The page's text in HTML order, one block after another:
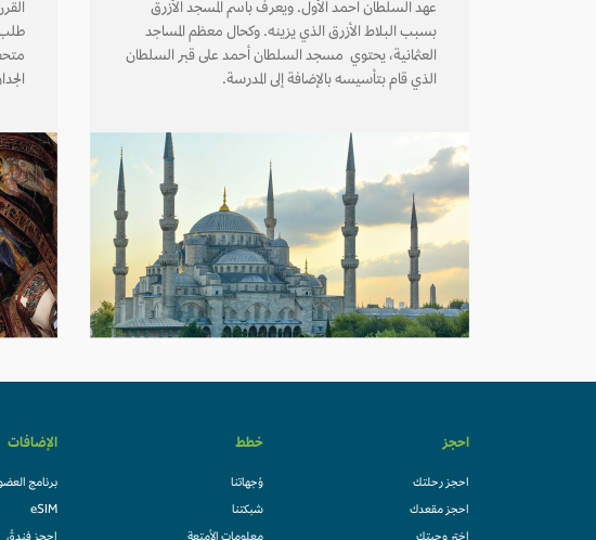
عهد السلطان أحمد الأول. ويعرف باسم المسجد الأزرق
بسبب البلاط الأزرق الذي يزينه. وكحال معظم المساجد
العثمانية، يحتوي مسجد السلطان أحمد على قبر السلطان
الذي قام بتأسيسه بالإضافة إلى المدرسة.
احجز
احجز رحلتك
احجز مقعدك
خطط
وُجهاتنا
شبكتنا
الإضافات
برنامج
eSIM